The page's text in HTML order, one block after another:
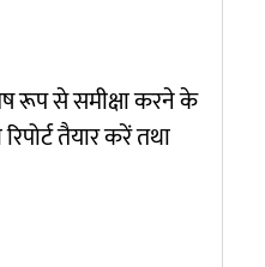
रूप से समीक्षा करने के
तैयार करें तथा